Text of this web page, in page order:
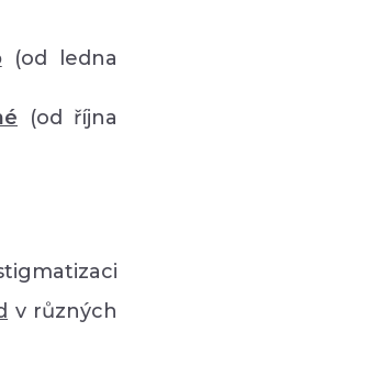
(od ledna
(od října
v různých